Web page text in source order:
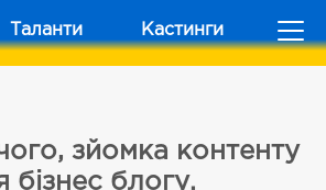
Таланти Кастинги
зйомка контенту
бізнес блогу.